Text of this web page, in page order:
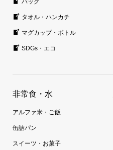
タオル・ハンカチ
マグカップ・ボトル
SDGs・エコ
非常食・水
アルファ米・ご飯
缶詰パン
スイーツ・お菓子